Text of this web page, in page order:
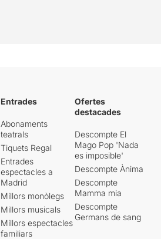
Entrades
Abonaments
teatrals
Tiquets Regal
Entrades
espectacles a
Madrid
Millors monòlegs
Millors musicals
Millors espectacles
familiars
Ofertes
destacades
Descompte El
Mago Pop 'Nada
es imposible'
Descompte Ànima
Descompte
Mamma mia
Descompte
Germans de sang